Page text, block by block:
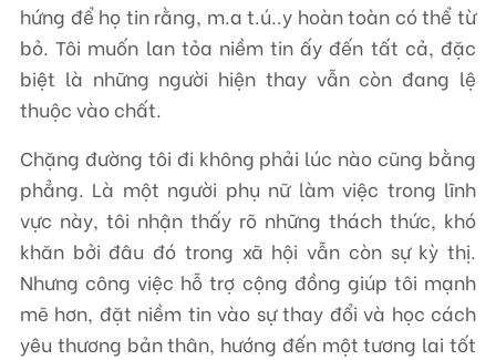
hứng để họ tin rằng, m.a t.ú..y hoàn toàn có thể từ
bỏ. Tôi muốn lan tỏa niềm tin ấy đến tất cả, đặc
biệt là những người hiện thay vẫn còn đang lệ
thuộc vào chất.
Chặng đường tôi đi không phải lúc nào cũng bằng
phẳng. Là một người phụ nữ làm việc trong lĩnh
vực này, tôi nhận thấy rõ những thách thức, khó
khăn bởi đâu đó trong xã hội vẫn còn sự kỳ thị.
Nhưng công việc hỗ trợ cộng đồng giúp tôi mạnh
mẽ hơn, đặt niềm tin vào sự thay đổi và học cách
yêu thương bản thân, hướng đến một tương lai tốt